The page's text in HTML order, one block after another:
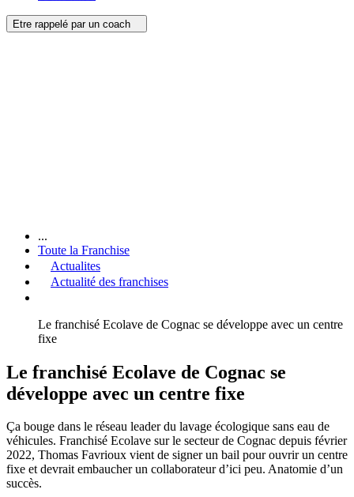
Etre rappelé par un coach
...
Toute la Franchise
Actualites
Actualité des franchises
Le franchisé Ecolave de Cognac se développe avec un centre
fixe
Le franchisé Ecolave de Cognac se
développe avec un centre fixe
Ça bouge dans le réseau leader du lavage écologique sans eau de
véhicules. Franchisé Ecolave sur le secteur de Cognac depuis février
2022, Thomas Favrioux vient de signer un bail pour ouvrir un centre
fixe et devrait embaucher un collaborateur d’ici peu. Anatomie d’un
succès.